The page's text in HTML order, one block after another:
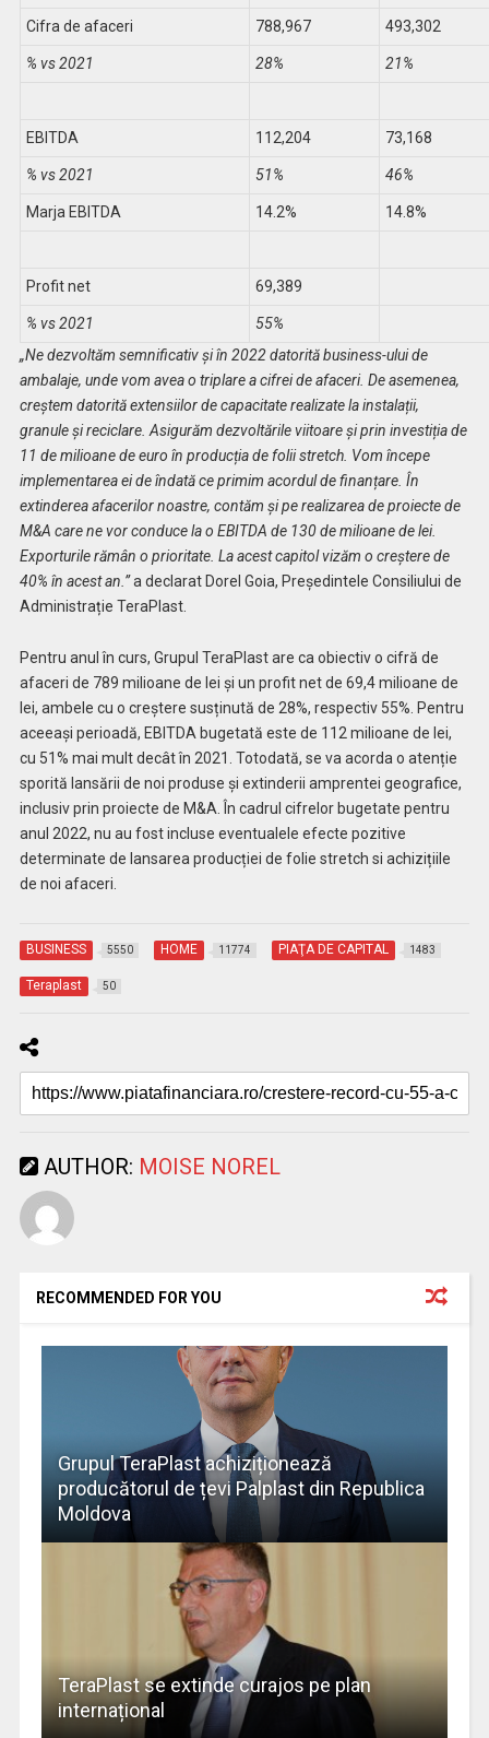
Cifra de afaceri 788,967 493,302
% vs 2021 28% 21%
EBITDA 112,204 73,168
% vs 2021 51% 46%
Marja EBITDA 14.2% 14.8%
Profit net 69,389
% vs 2021
55%
„Ne dezvoltăm semnificativ și în 2022 datorită business-ului de
ambalaje, unde vom avea o triplare a cifrei de afaceri. De asemenea,
creștem datorită extensiilor de capacitate realizate la instalații,
granule și reciclare. Asigurăm dezvoltările viitoare și prin investiția de
11 de milioane de euro în producția de folii stretch. Vom începe
implementarea ei de îndată ce primim acordul de finanțare. În
extinderea afacerilor noastre, contăm și pe realizarea de proiecte de
M&A care ne vor conduce la o EBITDA de 130 de milioane de lei.
Exporturile rămân o prioritate. La acest capitol vizăm o creștere de
40% în acest an.”a declarat Dorel Goia, Președintele Consiliului de
Administrație TeraPlast.
Pentru anul în curs, Grupul TeraPlast are ca obiectiv o cifră de
afaceri de 789 milioane de lei și un profit net de 69,4 milioane de
lei, ambele cu o creștere susținută de 28%, respectiv 55%. Pentru
aceeași perioadă, EBITDA bugetată este de 112 milioane de lei,
cu 51% mai mult decât în 2021. Totodată, se va acorda o atenție
sporită lansării de noi produse și extinderii amprentei geografice,
inclusiv prin proiecte de M&A. În cadrul cifrelor bugetate pentru
anul 2022, nu au fost incluse eventualele efecte pozitive
determinate de lansarea producției de folie stretch si achizițiile
de noi afaceri.
BUSINESS 5550 HOME 11774 PIAŢA DE CAPITAL 1483
Teraplast 50
AUTHOR: MOISE NOREL
RECOMMENDED FOR YOU
Grupul TeraPlast achiziționează
producătorul de țevi Palplast din Republica
Moldova
TeraPlast se extinde curajos pe plan
internațional